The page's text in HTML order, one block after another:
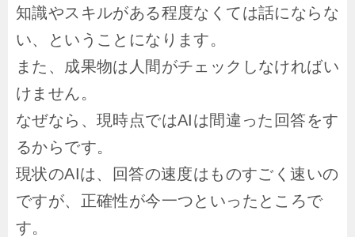
知識やスキルがある程度なくては話にならな
い、ということになります。
また、成果物は人間がチェックしなければい
けません。
なぜなら、現時点ではAIは間違った回答をす
るからです。
現状のAIは、回答の速度はものすごく速いの
ですが、正確性が今一つといったところで
す。